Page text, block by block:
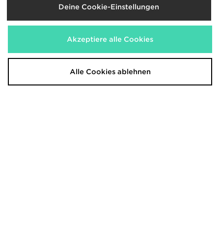
Nike Girls' Dri-FIT Woven Shorts
War28,00€
Nike World Tour Shorts Kinder
Jetzt18,00€ - 55%
Deine Cookie-Einstellungen
Akzeptiere alle Cookies
Alle Cookies ablehnen